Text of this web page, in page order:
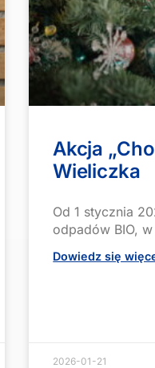
Akcja
Wieliczka
Od 1 stycznia
odpadów BIO,
Dowiedz się
2026-01-21